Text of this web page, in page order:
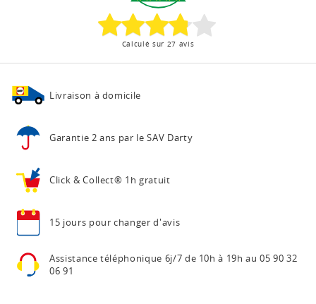
Calculé sur 27 avis
Livraison à domicile
Garantie 2 ans par le SAV Darty
Click & Collect® 1h gratuit
15 jours pour changer d'avis
Assistance téléphonique 6j/7 de 10h à 19h au 05 90 32
06 91